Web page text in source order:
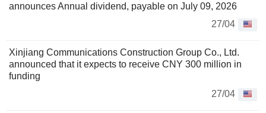
announces Annual dividend, payable on July 09, 2026
27/04
Xinjiang Communications Construction Group Co., Ltd.
announced that it expects to receive CNY 300 million in
funding
27/04